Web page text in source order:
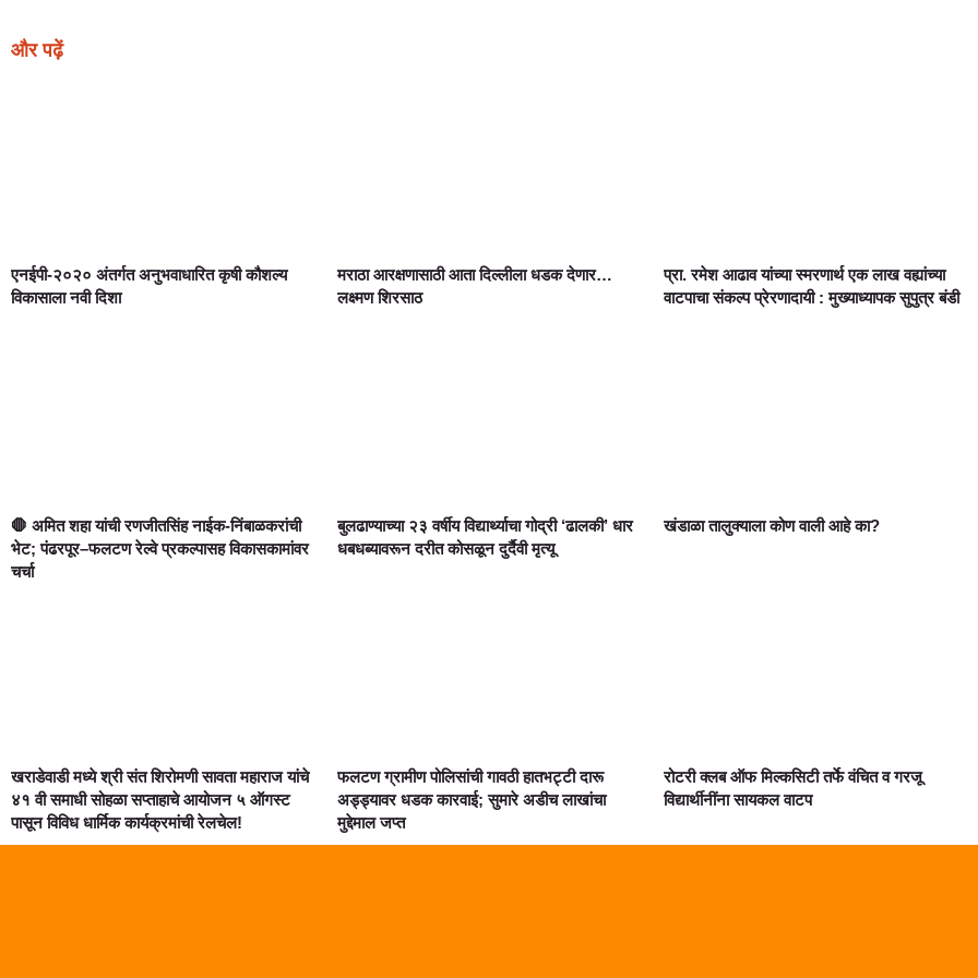
और पढ़ें
एनईपी-२०२० अंतर्गत अनुभवाधारित कृषी कौशल्य
विकासाला नवी दिशा
मराठा आरक्षणासाठी आता दिल्लीला धडक देणार…
लक्ष्मण शिरसाठ
प्रा. रमेश आढाव यांच्या स्मरणार्थ एक लाख वह्यांच्या
वाटपाचा संकल्प प्रेरणादायी : मुख्याध्यापक सुपुत्र बंडी
🛑 अमित शहा यांची रणजीतसिंह नाईक-निंबाळकरांची
भेट; पंढरपूर–फलटण रेल्वे प्रकल्पासह विकासकामांवर
चर्चा
बुलढाण्याच्या २३ वर्षीय विद्यार्थ्याचा गोद्री ‘ढालकी’ धार
धबधब्यावरून दरीत कोसळून दुर्दैवी मृत्यू
खंडाळा तालुक्याला कोण वाली आहे का?
खराडेवाडी मध्ये श्री संत शिरोमणी सावता महाराज यांचे
४१ वी समाधी सोहळा सप्ताहाचे आयोजन ५ ऑगस्ट
पासून विविध धार्मिक कार्यक्रमांची रेलचेल!
फलटण ग्रामीण पोलिसांची गावठी हातभट्टी दारू
अड्ड्यावर धडक कारवाई; सुमारे अडीच लाखांचा
मुद्देमाल जप्त
रोटरी क्लब ऑफ मिल्कसिटी तर्फे वंचित व गरजू
विद्यार्थीनींना सायकल वाटप